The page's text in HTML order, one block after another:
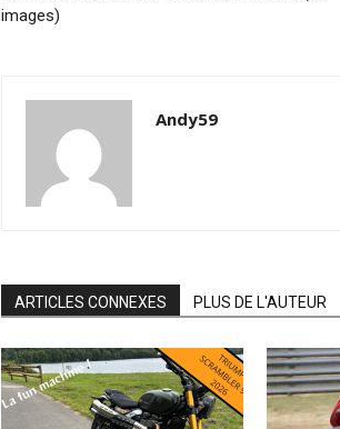
images)
Andy59
ARTICLES CONNEXES PLUS DE L'AUTEUR